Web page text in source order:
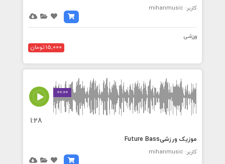
کاربر: mihanmusic
ورزشی
15,000 تومان
00:00
1:28
موزیک ورزشیFuture Bass
کاربر: mihanmusic